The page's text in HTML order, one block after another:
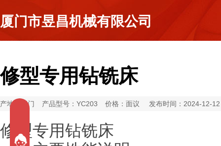
厦门市昱昌机械有限公司
修型专用钻铣床
产地：厦门 产品型号：YC203 价格：面议 发布时间：2024-12-12
修型专用钻铣床